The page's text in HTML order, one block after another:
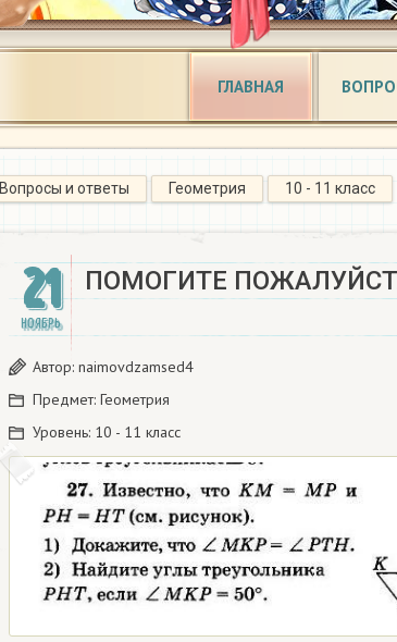
ГЛАВНАЯ
Вопросы и ответы Геометрия 10 - 11 класс
21
НОЯБРЬ
ПОМОГИТЕ
Автор: naimovdzamsed4
Предмет: Геометрия
Уровень: 10 - 11 класс